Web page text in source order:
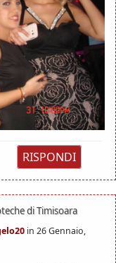
RISPONDI
di Timisoara
in 26 Gennaio,